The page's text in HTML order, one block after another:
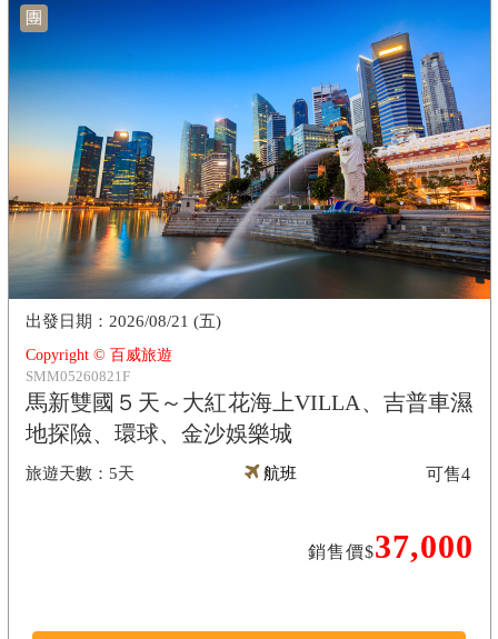
團
Copyright © 百威旅遊
SMM05260821F
馬新雙國５天～大紅花海上VILLA、吉普車濕
地探險、環球、金沙娛樂城
5天
2026/08/21 (五)
航班
銷售價$37,000
可售4